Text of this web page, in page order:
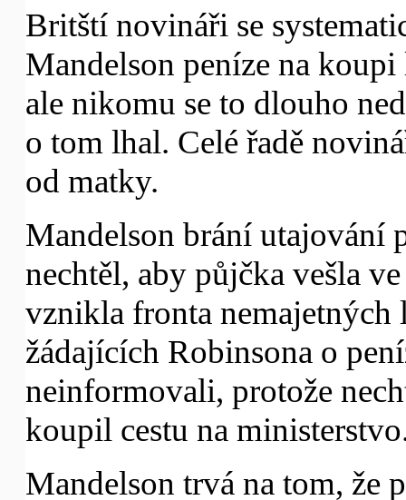
Britští novináři se
Mandelson peníze na
ale nikomu se to dlouho
o tom lhal. Celé řadě
od matky.
Mandelson brání utajování
nechtěl, aby půjčka vešla
vznikla fronta
žádajících Robinsona o
neinformovali, protože
koupil cestu na
Mandelson trvá na tom, že